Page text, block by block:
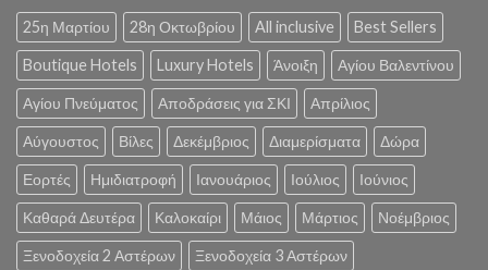
25η Μαρτίου 28η Οκτωβρίου All inclusive Best Sellers
Boutique Hotels Luxury Hotels Άνοιξη Αγίου Βαλεντίνου
Αγίου Πνεύματος Αποδράσεις για ΣΚΙ Απρίλιος
Αύγουστος Βίλες Δεκέμβριος Διαμερίσματα Δώρα
Εορτές Ημιδιατροφή Ιανουάριος Ιούλιος Ιούνιος
Καθαρά Δευτέρα Καλοκαίρι Μάιος Μάρτιος Νοέμβριος
Ξενοδοχεία 2 Αστέρων Ξενοδοχεία 3 Αστέρων